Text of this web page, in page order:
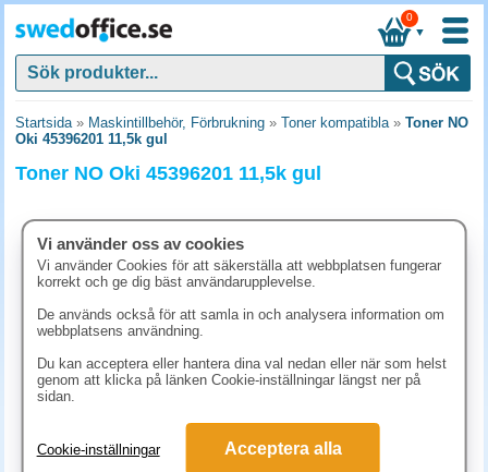
▼
0
Startsida» Maskintillbehör, Förbrukning » Toner kompatibla» Toner NO
Oki 45396201 11,5k gul
Toner NO Oki 45396201 11,5k gul
2106.30 kr (inkl. moms)
Vi använder oss av cookies
Vi använder Cookies för att säkerställa att webbplatsen fungerar
korrekt och ge dig bäst användarupplevelse.
De används också för att samla in och analysera information om
webbplatsens användning.
Du kan acceptera eller hantera dina val nedan eller när som helst
genom att klicka på länken Cookie-inställningar längst ner på
sidan.
Cookie-inställningar Acceptera alla